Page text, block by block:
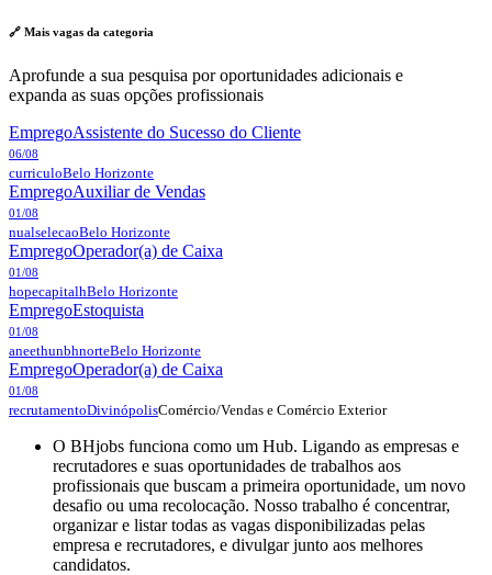
🔗 Mais vagas da categoria
Aprofunde a sua pesquisa por oportunidades adicionais e
expanda as suas opções profissionais
EmpregoAssistente do Sucesso do Cliente
06/08
curriculoBelo Horizonte
EmpregoAuxiliar de Vendas
01/08
nualselecaoBelo Horizonte
EmpregoOperador(a) de Caixa
01/08
hopecapitalhBelo Horizonte
EmpregoEstoquista
01/08
aneethunbhnorteBelo Horizonte
EmpregoOperador(a) de Caixa
01/08
recrutamentoDivinópolisComércio/Vendas e Comércio Exterior
O BHjobs funciona como um Hub. Ligando as empresas e
recrutadores e suas oportunidades de trabalhos aos
profissionais que buscam a primeira oportunidade, um novo
desafio ou uma recolocação. Nosso trabalho é concentrar,
organizar e listar todas as vagas disponibilizadas pelas
empresa e recrutadores, e divulgar junto aos melhores
candidatos.